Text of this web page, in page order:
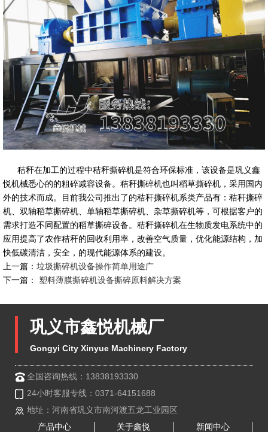
秸秆在加工的过程中秸秆撕碎机是符合环保标准，该设备是巩义鑫
悦机械悉心的的粗碎减容设备。秸秆撕碎机也叫稻草撕碎机，采用国内
外的技术而成。目前我公司推出了的秸秆撕碎机系类产品有：秸秆撕碎
机、双轴稻草撕碎机、单轴稻草撕碎机、杂草撕碎机等，可根据客户的
需求打造不同配置的稻草撕碎设备。秸秆撕碎机在生物质发电系统中的
应用提高了农作秸秆的回收利用率，改善空气质量，优化能源结构，加
快低碳清洁，安全，的现代能源体系的建设。
上一篇： 垃圾撕碎机设备操作简单用途广
下一篇：
塑料薄膜撕碎机设备撕碎原料解决方案
巩义市鑫悦机械厂
Gongyi City Xinyue Machinery Factory
全国咨询热线：13838193330
24小时客服专线：0371-64151688
地址：河南省巩义市南河渡五龙工业园区
产品中心
关于鑫悦 新闻中心